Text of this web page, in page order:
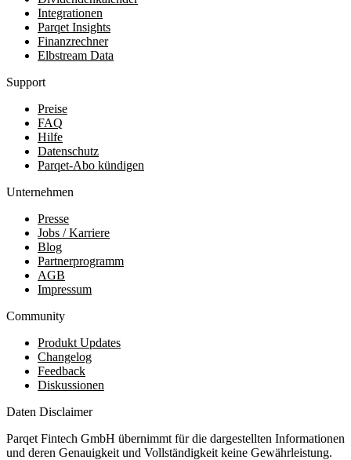
Integrationen
Parqet Insights
Finanzrechner
Elbstream Data
Support
Preise
FAQ
Hilfe
Datenschutz
Parqet-Abo kündigen
Unternehmen
Presse
Jobs / Karriere
Blog
Partnerprogramm
AGB
Impressum
Community
Produkt Updates
Changelog
Feedback
Diskussionen
Daten Disclaimer
Parqet Fintech GmbH übernimmt für die dargestellten Informationen
und deren Genauigkeit und Vollständigkeit keine Gewährleistung.